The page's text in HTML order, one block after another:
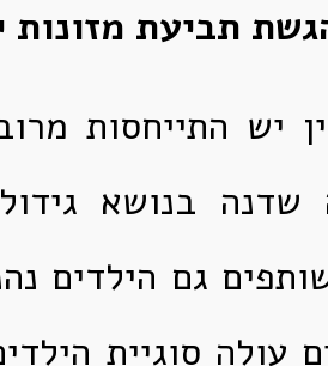
תביעת מזונות
יש התייחסות
שדנה בנושא
גם הילדים
עולה סוגיית